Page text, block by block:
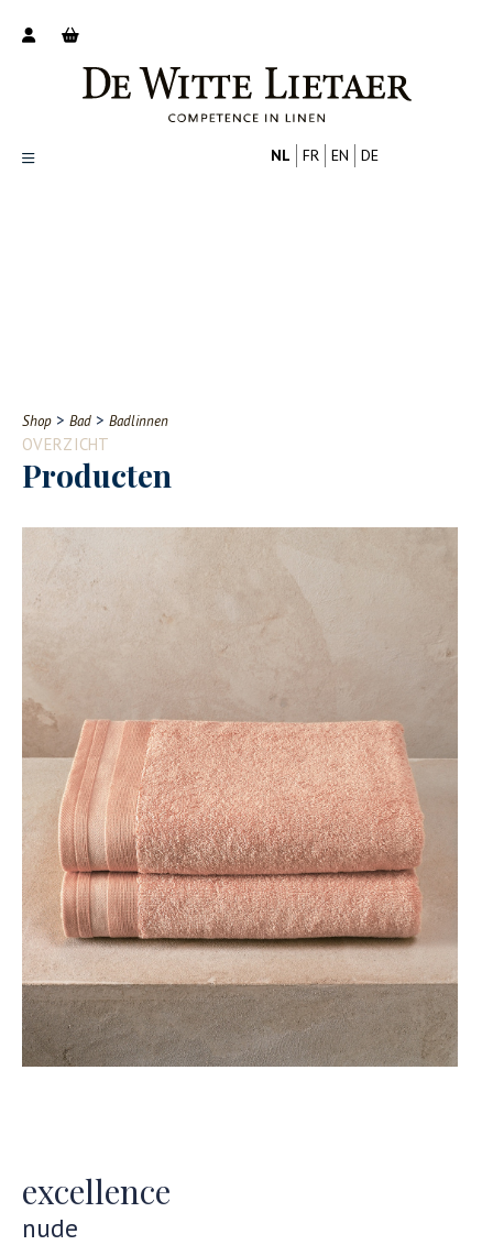
Contact
NL FR EN DE
Shop > Bad > Badlinnen
OVERZICHT
Producten
excellence
nude